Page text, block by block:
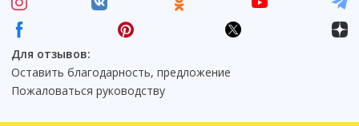
Для отзывов:
Оставить благодарность, предложение
Пожаловаться руководству